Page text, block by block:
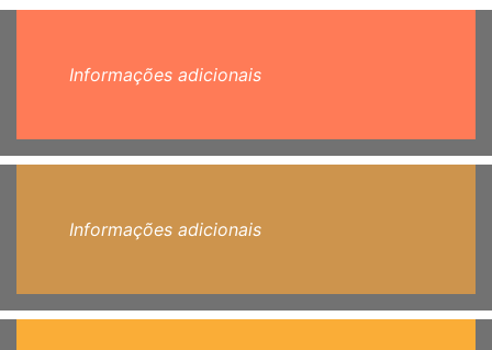
Informações adicionais
Informações adicionais